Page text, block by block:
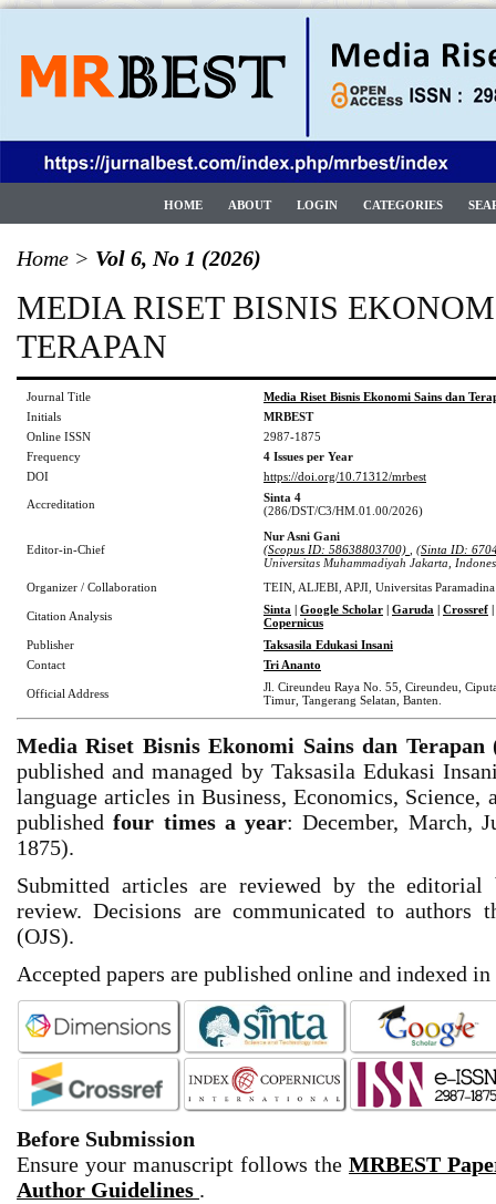
HOME ABOUT LOGIN CATEGORIES
Home > Vol 6, No 1 (2026)
MEDIA RISET BISNIS
TERAPAN
Journal Title
Media Riset Bisnis Ekonomi Sains dan
Initials
MRBEST
Online ISSN
2987-1875
Frequency
4 Issues per Year
DOI
https://doi.org/10.71312/mrbest
Accreditation
Sinta 4
(286/DST/C3/HM.01.00/2026)
Editor-in-Chief
Nur Asni Gani
(Scopus ID: 58638803700)
, (Sinta ID:
Universitas Muhammadiyah Jakarta,
Organizer / Collaboration
TEIN, ALJEBI, APJI, Universitas Paramadina
Citation Analysis Sinta | Google Scholar | Garuda | Crossref |
Copernicus
Publisher
Taksasila Edukasi Insani
Contact
Tri Ananto
Official Address
Jl. Cireundeu Raya No. 55, Cireundeu,
Timur, Tangerang Selatan, Banten.
Media Riset Bisnis Ekonomi Sains dan Terapan
published and managed by Taksasila Edukasi
language articles in Business, Economics,
publishedfour times a year: December, March,
1875).
Submitted articles are reviewed by the editorial
review. Decisions are communicated to authors
(OJS).
Accepted papers are published online and indexed
Before Submission
Ensure your manuscript follows the MRBEST
Author Guidelines .